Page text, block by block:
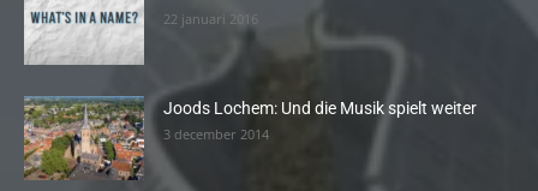
22 januari 2016
Joods Lochem: Und die Musik spielt weiter
3 december 2014